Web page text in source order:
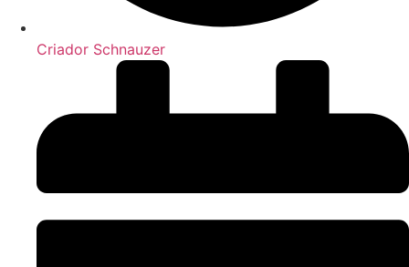
Criador Schnauzer